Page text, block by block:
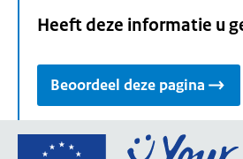
Heeft deze informatie u
Beoordeel deze pagina